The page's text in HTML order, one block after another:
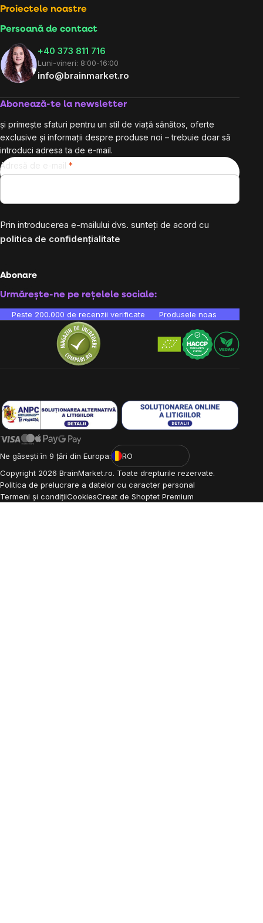
Proiectele noastre
Persoană de contact
+40 373 811 716
Luni-vineri: 8:00-16:00
info@brainmarket.ro
Abonează-te la newsletter
și primește sfaturi pentru un stil de viață sănătos, oferte
exclusive și informații despre produse noi – trebuie doar să
introduci adresa ta de e-mail.
Adresă de e-mail
Prin introducerea e-mailului dvs. sunteți de acord cu
politica de confidențialitate
Abonare
Urmărește-ne pe rețelele sociale:
Peste 200.000 de recenzii verificate Produsele noastre sunt
Ne găsești în 9 țări din Europa:
RO
Copyright 2026 BrainMarket.ro. Toate drepturile rezervate.
Politica de prelucrare a datelor cu caracter personal
Termeni și condițiiCookiesCreat de Shoptet Premium